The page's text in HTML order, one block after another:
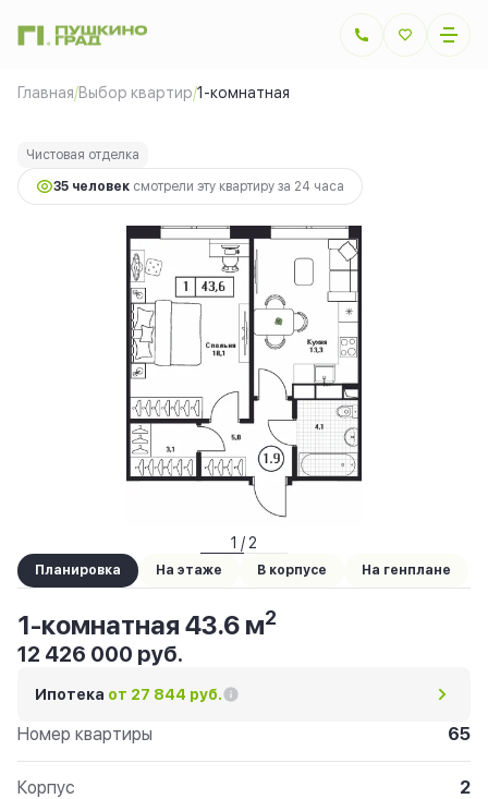
Главная/Выбор квартир/1-комнатная
Ипотекаот 27 844 руб.
Чистовая отделка
35 человек смотрели эту квартиру за 24 часа
1 / 2
Планировка На этаже В корпусе На генплане
1-комнатная 43.6 м2
12 426 000 руб.
Ипотека от 27 844 руб.
Номер квартиры 65
Корпус 2